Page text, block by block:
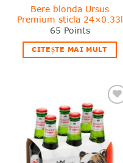
Bere blonda Ursus
Premium sticla 24×0.33l
65 Points
CITEȘTE MAI MULT
Adauga
wishlist!